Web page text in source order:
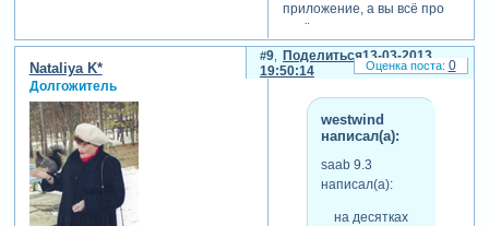
приложение, а вы всё про
своё. гугл хром у меня и xp.
и мне удобно работать на
своём компе, повторю,
ни где ничего похожего не
происходит,
отредактировано saab 9.3
(13-03-2013 19:46:53)
Поделиться
9
13-03-2013
19:50:14
Nataliya K*
Долгожитель
westwind
написал(а):
saab 9.3
написал(а):
на десятках
0